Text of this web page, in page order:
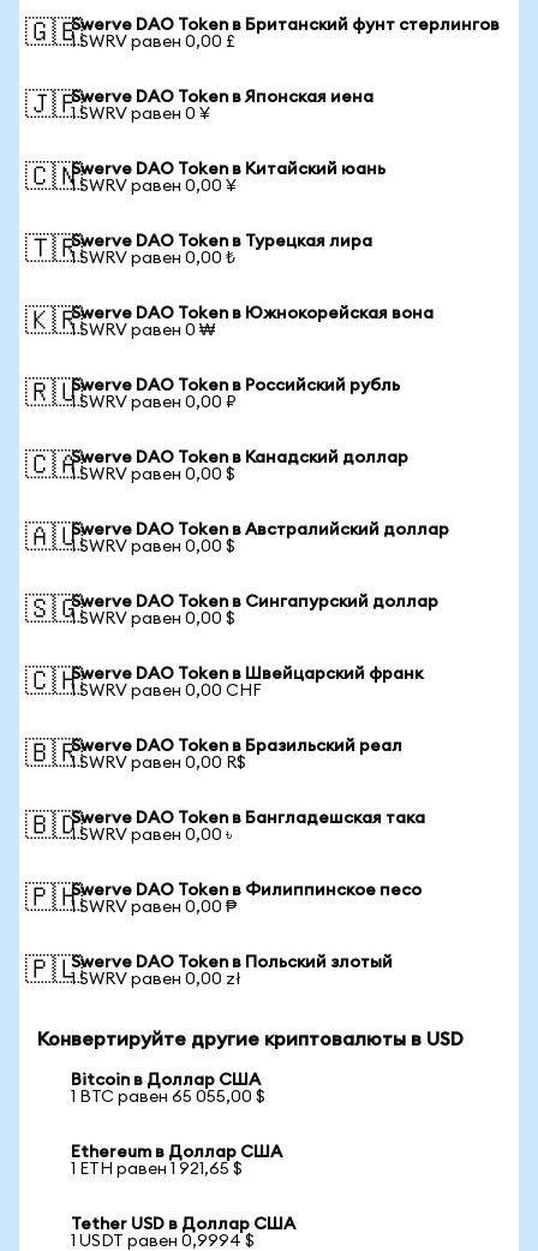
🇬🇧Swerve DAO Token в Британский фунт стерлингов
1 SWRV равен 0,00 £
🇯🇵Swerve DAO Token в Японская иена
1 SWRV равен 0 ¥
🇨🇳Swerve DAO Token в Китайский юань
1 SWRV равен 0,00 ¥
🇹🇷Swerve DAO Token в Турецкая лира
1 SWRV равен 0,00 ₺
🇰🇷Swerve DAO Token в Южнокорейская вона
1 SWRV равен 0 ₩
🇷🇺Swerve DAO Token в Российский рубль
1 SWRV равен 0,00 ₽
🇨🇦Swerve DAO Token в Канадский доллар
1 SWRV равен 0,00 $
🇦🇺Swerve DAO Token в Австралийский доллар
1 SWRV равен 0,00 $
🇸🇬Swerve DAO Token в Сингапурский доллар
1 SWRV равен 0,00 $
🇨🇭Swerve DAO Token в Швейцарский франк
1 SWRV равен 0,00 CHF
🇧🇷Swerve DAO Token в Бразильский реал
1 SWRV равен 0,00 R$
🇧🇩Swerve DAO Token в Бангладешская така
1 SWRV равен 0,00 ৳
🇵🇭Swerve DAO Token в Филиппинское песо
1 SWRV равен 0,00 ₱
🇵🇱Swerve DAO Token в Польский злотый
1 SWRV равен 0,00 zł
Конвертируйте другие криптовалюты в USD
Bitcoin в Доллар США
1 BTC равен 65 055,00 $
Ethereum в Доллар США
1 ETH равен 1 921,65 $
Tether USD в Доллар США
1 USDT равен 0,9994 $